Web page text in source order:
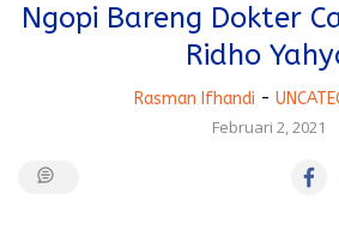
Ngopi Bareng Dokter
Ridho
Rasman Ifhandi -
Februari 2, 2021